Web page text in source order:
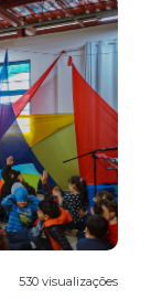
530 visualizações